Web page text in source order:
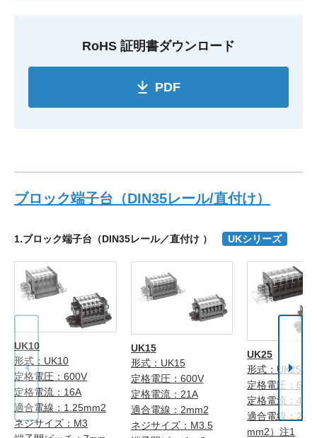
RoHS 証明書ダウンロード
PDF
ブロック端子台（DIN35レール/直付け）
1.ブロック端子台（DIN35レール／直付け ） UKシリーズ
UK10
形式：UK10
定格電圧：600V
定格電流：16A
適合電線：1.25mm2
ネジサイズ：M3
UK15
形式：UK15
定格電圧：600V
定格電流：21A
適合電線：2mm2
ネジサイズ：M3.5
UK25
形式：UK25
定格電圧：
定格電流：40A
適合電線：
mm2）注1